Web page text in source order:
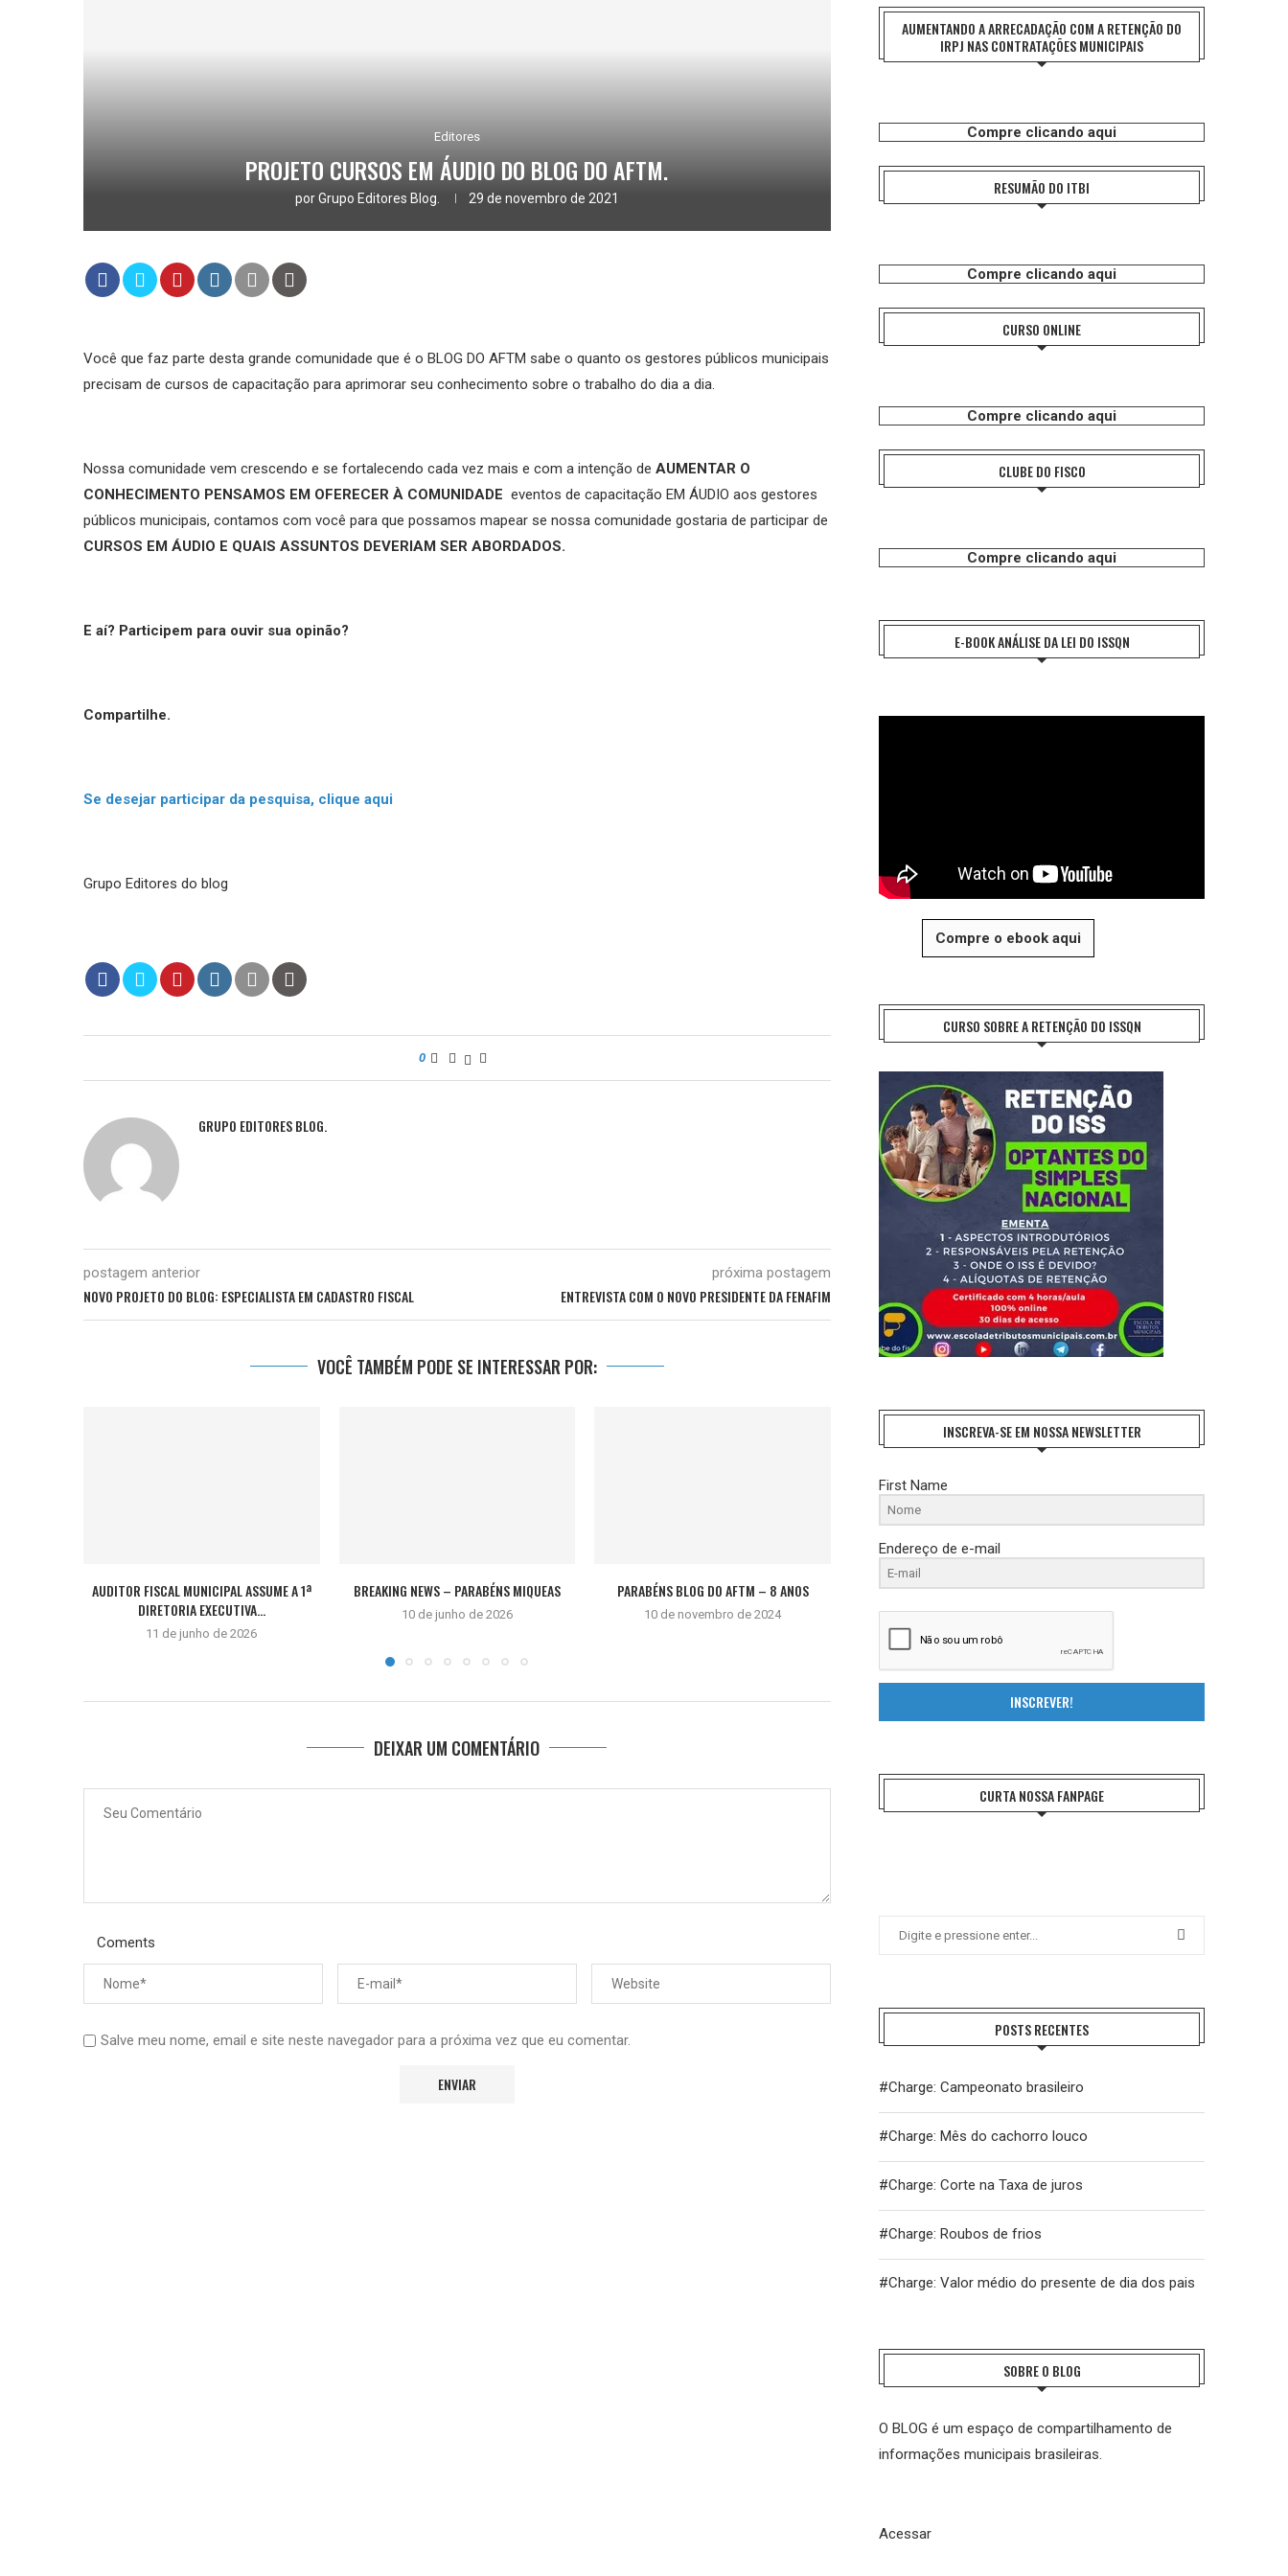
Editores
PROJETO CURSOS EM ÁUDIO DO BLOG DO AFTM.
porGrupo Editores Blog. 29 de novembro de 2021
Você que faz parte desta grande comunidade que é o BLOG DO AFTM sabe o quanto os gestores públicos municipais
precisam de cursos de capacitação para aprimorar seu conhecimento sobre o trabalho do dia a dia.
Nossa comunidade vem crescendo e se fortalecendo cada vez mais e com a intenção de AUMENTAR O
CONHECIMENTO PENSAMOS EM OFERECER À COMUNIDADE eventos de capacitação EM ÁUDIO aos gestores
públicos municipais, contamos com você para que possamos mapear se nossa comunidade gostaria de participar de
CURSOS EM ÁUDIO E QUAIS ASSUNTOS DEVERIAM SER ABORDADOS.
E aí? Participem para ouvir sua opinão?
Compartilhe.
Se desejar participar da pesquisa, clique aqui
Grupo Editores do blog
0
GRUPO EDITORES BLOG.
postagem anterior
NOVO PROJETO DO BLOG: ESPECIALISTA EM CADASTRO FISCAL
próxima postagem
ENTREVISTA COM O NOVO PRESIDENTE DA FENAFIM
VOCÊ TAMBÉM PODE SE INTERESSAR POR:
AUDITOR FISCAL MUNICIPAL ASSUME A 1ª
DIRETORIA EXECUTIVA...
11 de junho de 2026
BREAKING NEWS – PARABÉNS MIQUEAS
10 de junho de 2026
PARABÉNS BLOG DO AFTM – 8 ANOS
10 de novembro de 2024
O LUDISMO: A QUEBRA DAS MÁQUINAS E A...
21 de outubro de 2024
COMUNICAÇÃO NÃO
DEIXAR UM COMENTÁRIO
Coments
Salve meu nome, email e site neste navegador para a próxima vez que eu comentar.
AUMENTANDO A ARRECADAÇÃO COM A RETENÇÃO DO
IRPJ NAS CONTRATAÇÕES MUNICIPAIS
Compre clicando aqui
RESUMÃO DO ITBI
Compre clicando aqui
CURSO ONLINE
Compre clicando aqui
CLUBE DO FISCO
Compre clicando aqui
E-BOOK ANÁLISE DA LEI DO ISSQN
Compre o ebook aqui
CURSO SOBRE A RETENÇÃO DO ISSQN
INSCREVA-SE EM NOSSA NEWSLETTER
First Name
Endereço de e-mail
INSCREVER!
CURTA NOSSA FANPAGE
POSTS RECENTES
#Charge: Campeonato brasileiro
#Charge: Mês do cachorro louco
#Charge: Corte na Taxa de juros
#Charge: Roubos de frios
#Charge: Valor médio do presente de dia dos pais
SOBRE O BLOG
O BLOG é um espaço de compartilhamento de
informações municipais brasileiras.
Acessar